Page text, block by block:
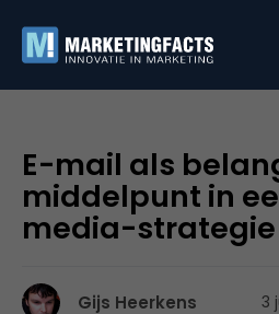
E-mail als
middelpunt in
media-strategie
Gijs Heerkens 3